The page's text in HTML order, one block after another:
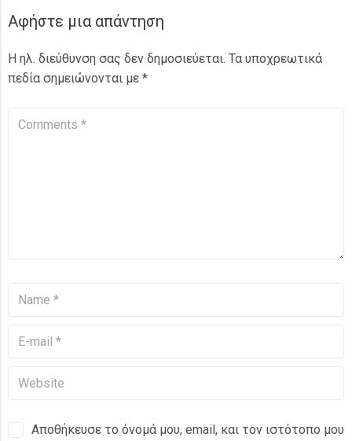
Αφήστε μια απάντηση
Η ηλ. διεύθυνση σας δεν δημοσιεύεται. Τα υποχρεωτικά
πεδία σημειώνονται με *
Αποθήκευσε το όνομά μου, email, και τον ιστότοπο μου